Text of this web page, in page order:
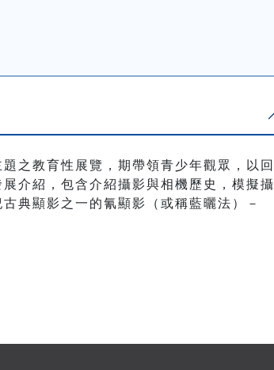
之教育性展覽，期帶領青少年觀眾，以回
介紹，包含介紹攝影與相機歷史，模擬攝
典顯影之一的氰顯影（或稱藍曬法）－